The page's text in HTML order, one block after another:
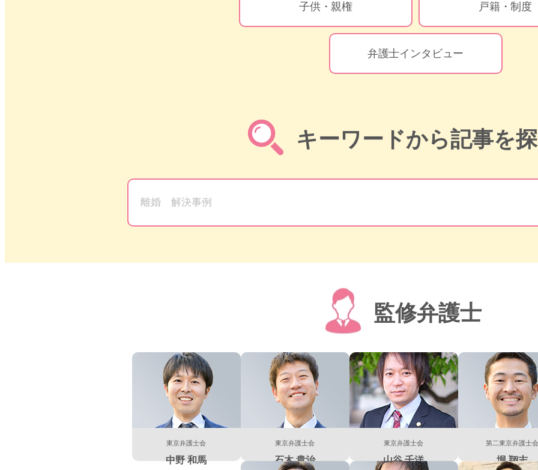
子供・親権 戸籍・制度
弁護士インタビュー
キーワードから記事を
監修弁護士
東京弁護士会
中野 和馬
東京弁護士会
石木 貴治
東京弁護士会
山谷 千洋
第二東京弁護士会
堀 翔志